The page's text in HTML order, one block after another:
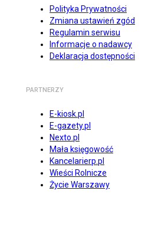
Polityka Prywatności
Zmiana ustawień zgód
Regulamin serwisu
Informacje o nadawcy
Deklaracja dostępności
PARTNERZY
E-kiosk.pl
E-gazety.pl
Nexto.pl
Mała księgowość
Kancelarierp.pl
Wieści Rolnicze
Życie Warszawy